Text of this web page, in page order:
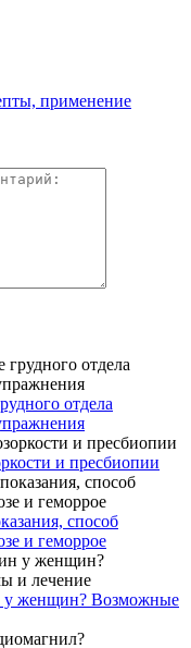
применение
отдела
и пресбиопии
способ
и геморрое
у женщин? Возможные